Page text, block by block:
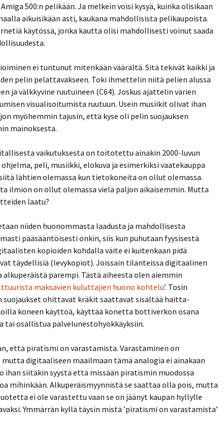
500:n pelikään. Ja melkein voisi kysyä, kuinka olisikaan
aikuisikään asti, kaukana mahdollisista pelikaupoista.
käytössä, jonka kautta olisi mahdollisesti voinut saada
ei tuntunut mitenkään väärältä. Sitä tekivät kaikki ja
pelin pelattavakseen. Toki ihmettelin niitä pelien alussa
ja välkkyvine ruutuineen (C64). Joskus ajattelin värien
visualisoitumista ruutuun. Usein musiikit olivat ihan
myöhemmin tajusin, että kyse oli pelin suojauksen
mainoksesta.
vaikutuksesta on toitotettu ainakin 2000-luvun
peli, musiikki, elokuva ja esimerkiksi vaatekauppa
lähtien olemassa kun tietokoneita on ollut olemassa.
ilmiön on ollut olemassa vielä paljon aikaisemmin. Mutta
laatu?
niiden huonommasta laadusta ja mahdollisesta
pääsääntöisesti onkin, siis kun puhutaan fyysisestä
kopioiden kohdalla väite ei kuitenkaan pidä
täydellisiä (levykopiot). Joissain tilanteissa digitaalinen
parempi. Tästä aiheesta olen aiemmin
maksavien kuluttajien huono kohtelu’. Tosin
suojaukset ohittavat kräkit saattavat sisältää haitta-
koneen käyttöä, käyttää konetta bottiverkon osana
tai osallistua palvelunestohyökkäyksiin.
että piratismi on varastamista. Varastaminen on
digitaaliseen maailmaan tämä analogia ei ainakaan
ihan siitäkin syystä että missään piratismin muodossa
mihinkään. Alkuperäismyynnistä se saattaa olla pois, mutta
ei ole varastettu vaan se on jäänyt kaupan hyllylle
Ymmärrän kyllä täysin mistä ’piratismi on varastamista’